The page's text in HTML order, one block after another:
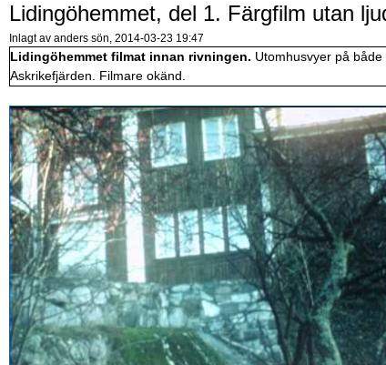
Lidingöhemmet, del 1. Färgfilm utan
Inlagt av anders sön, 2014-03-23 19:47
Lidingöhemmet filmat innan rivningen. Utomhusvyer på
Askrikefjärden. Filmare okänd.